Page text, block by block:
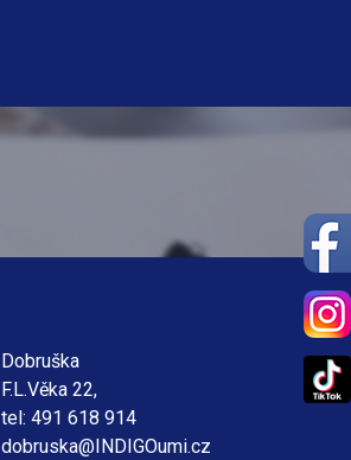
Dobruška
F.L.Věka 22,
tel: 491 618 914
dobruska@INDIGOumi.cz